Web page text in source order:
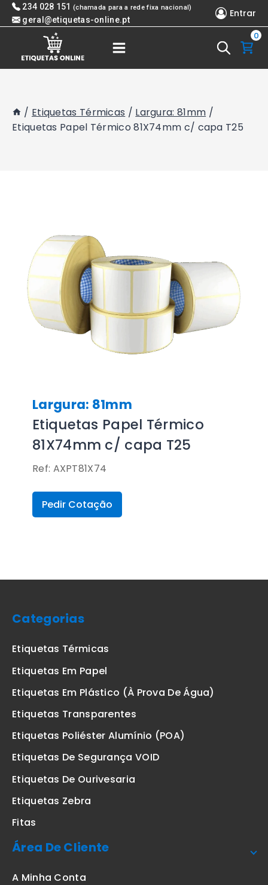
Skip 234 028 151 (chamada para a rede fixa nacional)
geral@etiquetas-online.pt
Entrar
0
/ Etiquetas Térmicas / Largura: 81mm /
Etiquetas Papel Térmico 81X74mm c/ capa T25
Largura: 81mm
Etiquetas Papel Térmico
81X74mm c/ capa T25
Ref: AXPT81X74
Pedir Cotação
Categorias
Etiquetas Térmicas
Etiquetas Em Papel
Etiquetas Em Plástico (à Prova De Água)
Etiquetas Transparentes
Etiquetas Poliéster Alumínio (POA)
Etiquetas De Segurança VOID
Etiquetas De Ourivesaria
Etiquetas Zebra
Fitas
Área De Cliente
A Minha Conta